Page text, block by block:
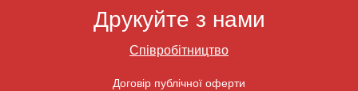
Друкуйте з нами
Співробітництво
Договір публічної оферти